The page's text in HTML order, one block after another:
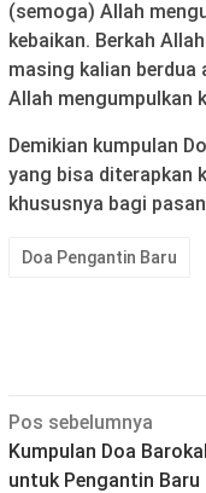
(semoga) Allah
kebaikan. Berkah
masing kalian
Allah mengumpulkan
Demikian kumpulan
yang bisa diterapkan
khususnya bagi
Doa Pengantin Baru
Navigasi
pos
Pos sebelumnya
Kumpulan Doa
untuk Pengantin Baru